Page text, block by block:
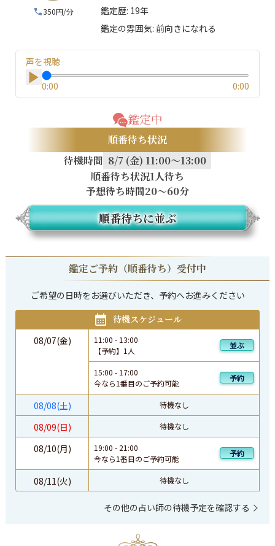
350円/分
鑑定歴: 19年
鑑定の雰囲気: 前向きになれる
声を視聴
0:00
0:00
鑑定中
順番待ち状況
待機時間 8/7 (金) 11:00～13:00
順番待ち状況1人待ち
予想待ち時間20〜60分
順番待ちに並ぶ
鑑定ご予約（順番待ち）受付中
ご希望の日時をお選びいただき、予約へお進みください
待機スケジュール
08/07(金)
11:00 - 13:00
【予約】 1 人
並ぶ
15:00 - 17:00
今なら1番目のご予約可能
予約
08/08(土) 待機なし
08/09(日) 待機なし
08/10(月) 19:00 - 21:00
今なら1番目のご予約可能
予約
08/11(火) 待機なし
その他の占い師の待機予定を確認する